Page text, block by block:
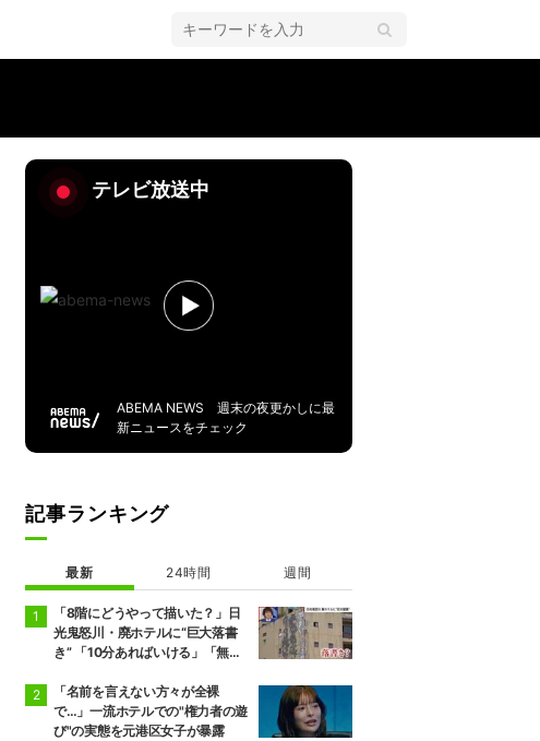
テレビ放送中
ABEMA NEWS 週末の夜更かしに最
新ニュースをチェック
記事ランキング
最新 24時間 週間
「8階にどうやって描いた？」日
光鬼怒川・廃ホテルに“巨大落書
き” 「10分あればいける」「無許
ィストらが見解
「名前を言えない方々が全裸
で…」一流ホテルでの"権力者の遊
び"の実態を元港区女子が暴露